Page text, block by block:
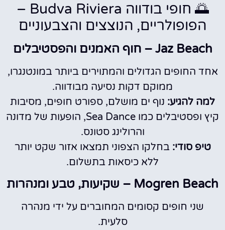
🌅 חופי בודווה Budva Riviera –
הפופולריים, הנוצצים והצבעוניים
Jaz Beach – חוף האמנים והפסטיבלים
אחד החופים הגדולים והמתוירים ביותר במונטנגרו,
ממוקם דקות נסיעה מבודווה.
למה להגיע: נוף ים מושלם, ספורט חופים, מסיבות
קיץ ופסטיבלים כמו Sea Dance, הופעות של מדונה
והרולינג סטונס.
טיפ סודי: בחלקו הצפוני תמצאו אזור שקט יותר
ללא כיסאות בתשלום.
Mogren Beach – שקיעות, טבע ומנהרות
שני חופים קסומים המחוברים על ידי מנהרה
סלעית.